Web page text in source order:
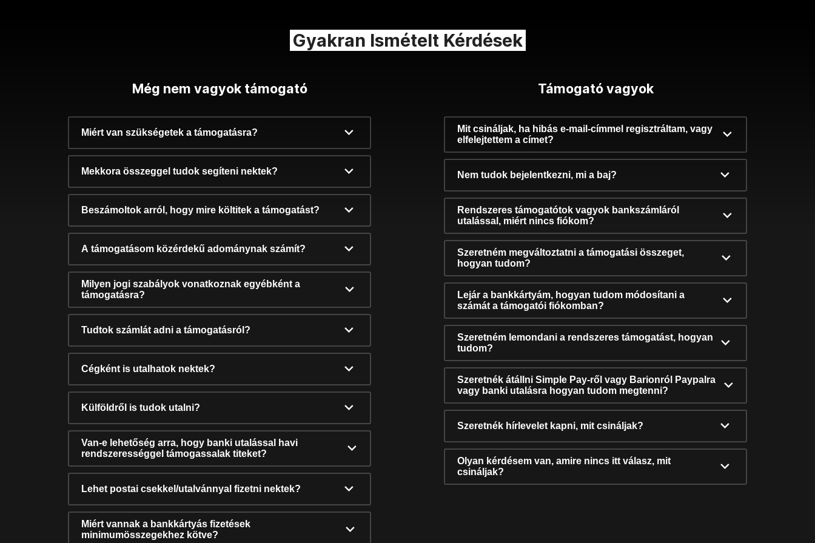
Gyakran Ismételt Kérdések
Még nem vagyok támogató
Miért van szükségetek a támogatásra?
Mekkora összeggel tudok segíteni nektek?
Beszámoltok arról, hogy mire költitek a támogatást?
A támogatásom közérdekű adománynak számít?
Milyen jogi szabályok vonatkoznak egyébként a
támogatásra?
Tudtok számlát adni a támogatásról?
Cégként is utalhatok nektek?
Külföldről is tudok utalni?
Van-e lehetőség arra, hogy banki utalással havi
rendszerességgel támogassalak titeket?
Lehet postai csekkel/utalvánnyal fizetni nektek?
Miért vannak a bankkártyás fizetések
minimumösszegekhez kötve?
Támogató vagyok
Mit csináljak, ha hibás e-mail-címmel regisztráltam, vagy
elfelejtettem a címet?
Nem tudok bejelentkezni, mi a baj?
Rendszeres támogatótok vagyok bankszámláról
utalással, miért nincs fiókom?
Szeretném megváltoztatni a támogatási összeget,
hogyan tudom?
Lejár a bankkártyám, hogyan tudom módosítani a
számát a támogatói fiókomban?
Szeretném lemondani a rendszeres támogatást, hogyan
tudom?
Szeretnék átállni Simple Pay-ről vagy Barionról Paypalra
vagy banki utalásra hogyan tudom megtenni?
Szeretnék hírlevelet kapni, mit csináljak?
Olyan kérdésem van, amire nincs itt válasz, mit
csináljak?